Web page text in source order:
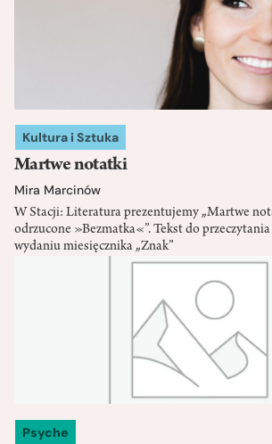
Kultura i Sztuka
Martwe notatki
Mira Marcinów
W Stacji: Literatura prezentujemy „Martwe
odrzucone »Bezmatka«”. Tekst do
wydaniu miesięcznika „Znak”
Psyche